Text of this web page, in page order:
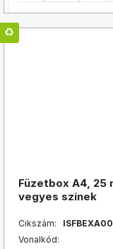
Füzetbox A4, 25
vegyes színek
Cikszám:
Vonalkód: